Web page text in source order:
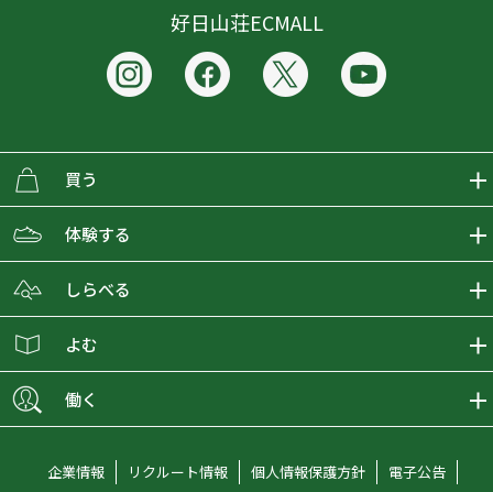
好日山荘ECMALL
買う
ECMALLの商品をさがす
取り扱いブランド一覧
ショップブログ
会員募集
体験する
おとな女子登山部
グラビティリサーチ
しらべる
登山レポート
オンラインコンシェルジュ
よむ
働く
企業情報 リクルート情報 個人情報保護方針 電子公告